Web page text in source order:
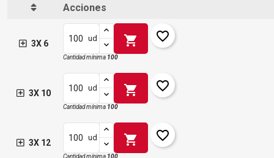
Acciones
3X 6
ud shopping_cart favorite_border
Cantidad mínima 100
3X 10
ud shopping_cart favorite_border
Cantidad mínima 100
3X 12
ud shopping_cart favorite_border
Cantidad mínima 100